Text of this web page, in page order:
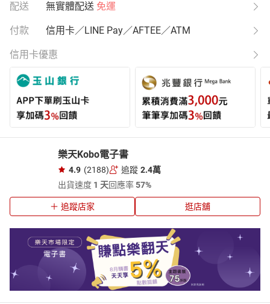
配送 無實體配送 免運
付款 信用卡／LINE Pay／AFTEE／ATM
信用卡優惠
樂天Kobo電子書
4.9 (2188) 追蹤 2.4萬
出貨速度 1 天回應率57%
追蹤店家 逛店舖